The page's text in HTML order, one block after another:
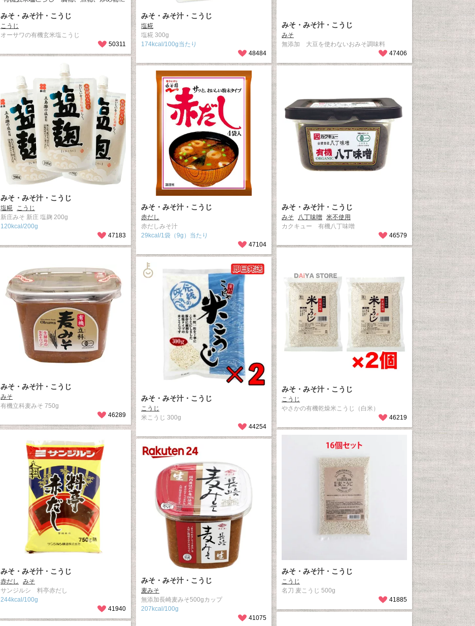
みそ・みそ汁・こうじ
こうじ
オーサワの有機玄米塩こうじ
50311
みそ・みそ汁・こうじ
塩糀
塩糀 300g
174kcal/100g当たり
48484
みそ・みそ汁・こうじ
みそ
無添加 大豆を使わないおみそ調味料
47406
みそ・みそ汁・こうじ
塩糀
こうじ
新庄みそ 新庄 塩麹 200g
120kcal/200g
47183
みそ・みそ汁・こうじ
赤だし
赤だしみそ汁
29kcal/1袋（9g）当たり
47104
みそ・みそ汁・こうじ
みそ 八丁味噌 米不使用
カクキュー 有機八丁味噌
46579
みそ・みそ汁・こうじ
みそ
有機立科麦みそ 750g
46289
みそ・みそ汁・こうじ
こうじ
やさかの有機乾燥米こうじ（白米）
46219
みそ・みそ汁・こうじ
こうじ
米こうじ 300g
44254
みそ・みそ汁・こうじ
赤だし
みそ
サンジルシ 料亭赤だし
244kcal/100g
41940
みそ・みそ汁・こうじ
こうじ
名刀 麦こうじ 500g
41885
みそ・みそ汁・こうじ
麦みそ
無添加長崎麦みそ500gカップ
207kcal/100g
41075